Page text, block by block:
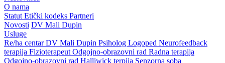
O nama
Statut Etički kodeks Partneri
Novosti DV Mali Dupin
Usluge
Re/ha centarDV Mali Dupin Psiholog Logoped Neurofeedback
terapija Fizioterapeut Odgojno-obrazovni rad Radna terapija
Odgojno-obrazovni rad Halliwick terpija Senzorna soba